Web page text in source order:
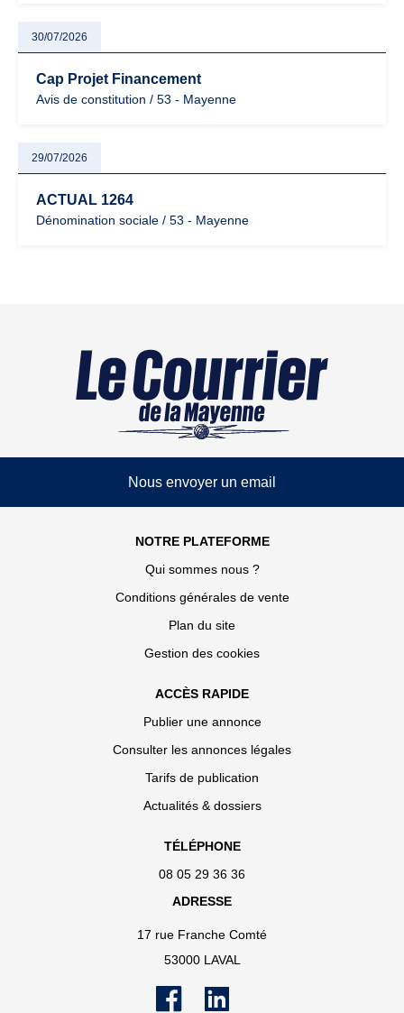
30/07/2026
Cap Projet Financement
Avis de constitution / 53 - Mayenne
29/07/2026
ACTUAL 1264
Dénomination sociale / 53 - Mayenne
Nous envoyer un email
NOTRE PLATEFORME
Qui sommes nous ?
Conditions générales de vente
Plan du site
Gestion des cookies
ACCÈS RAPIDE
Publier une annonce
Consulter les annonces légales
Tarifs de publication
Actualités & dossiers
TÉLÉPHONE
08 05 29 36 36
ADRESSE
17 rue Franche Comté
53000 LAVAL